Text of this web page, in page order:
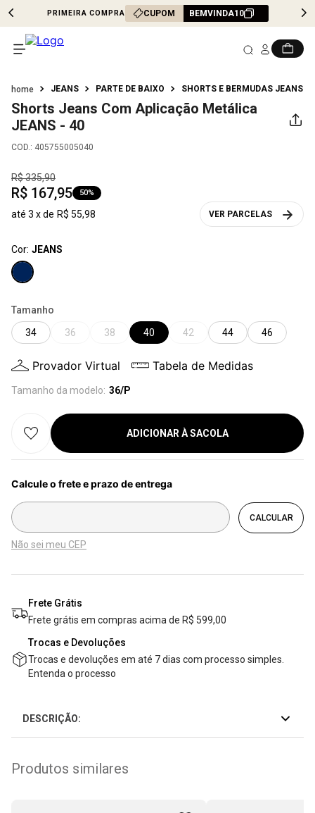
PRIMEIRA COMPRA CUPOM BEMVINDA10
JEANS PARTE DE BAIXO SHORTS E BERMUDAS JEANS
Shorts Jeans Com Aplicação Metálica
JEANS - 40
COD.: 405755005040
R$335,90
R$ 167,95 50%
até 3 x de R$ 55,98 VER PARCELAS
Cor: JEANS
Tamanho
34
36 38 40 42 44 46
Provador Virtual Tabela de Medidas
Tamanho da modelo: 36/P
ADICIONAR À SACOLA
Não sei meu CEP
Frete Grátis
Frete grátis em compras acima de R$ 599,00
Trocas e Devoluções
Trocas e devoluções em até 7 dias com processo simples.
Entenda o processo
DESCRIÇÃO:
Produtos similares